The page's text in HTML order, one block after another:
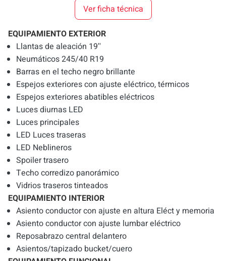
Ver ficha técnica
EQUIPAMIENTO EXTERIOR
Llantas de aleación 19''
Neumáticos 245/40 R19
Barras en el techo negro brillante
Espejos exteriores con ajuste eléctrico, térmicos
Espejos exteriores abatibles eléctricos
Luces diurnas LED
Luces principales
LED Luces traseras
LED Neblineros
Spoiler trasero
Techo corredizo panorámico
Vidrios traseros tinteados
EQUIPAMIENTO INTERIOR
Asiento conductor con ajuste en altura Eléct y memoria
Asiento conductor con ajuste lumbar eléctrico
Reposabrazo central delantero
Asientos/tapizado bucket/cuero